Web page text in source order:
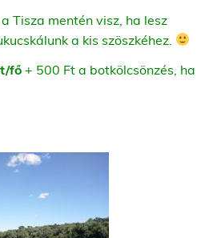
Tisza mentén visz, ha lesz
a kis szöszkéhez.
fő + 500 Ft a botkölcsönzés, ha